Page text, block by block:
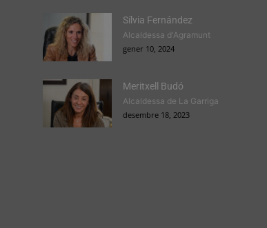
Sílvia Fernández
Alcaldessa d'Agramunt
gener 10, 2024
Meritxell Budó
Alcaldessa de La Garriga
desembre 18, 2023